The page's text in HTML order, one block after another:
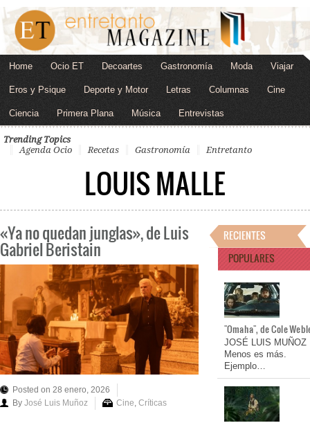
Home Ocio ET Decoartes Gastronomía Moda Viajar
Eros y Psique Deporte y Motor Letras Columnas Cine
Ciencia Primera Plana Música Entrevistas
Trending Topics
Agenda Ocio
Recetas Gastronomía Entretanto
LOUIS MALLE
«Ya no quedan junglas», de Luis
Gabriel Beristain
Posted on 28 enero, 2026
By José Luis Muñoz Cine, Críticas
RECIENTES
POPULARES
"Omaha", de Cole
JOSÉ LUIS MUÑOZ
Menos es más.
Ejemplo…